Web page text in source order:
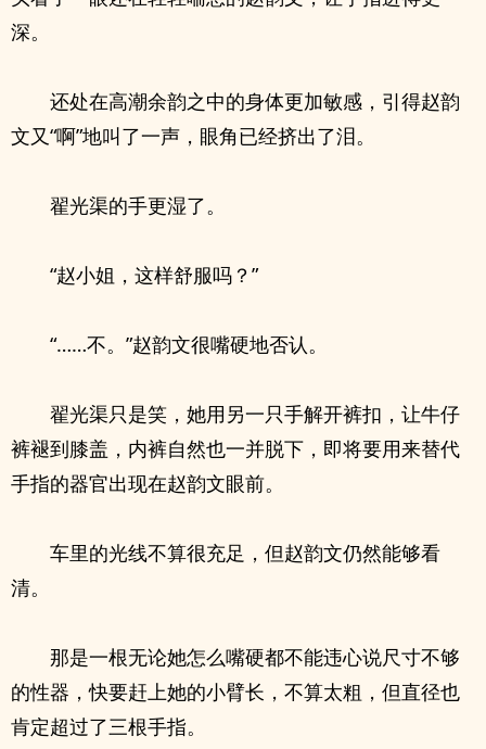
深。
还处在高潮余韵之中的身体更加敏感，引得赵韵
文又“啊”地叫了一声，眼角已经挤出了泪。
翟光渠的手更湿了。
“赵小姐，这样舒服吗？”
“……不。”赵韵文很嘴硬地否认。
翟光渠只是笑，她用另一只手解开裤扣，让牛仔
裤褪到膝盖，内裤自然也一并脱下，即将要用来替代
手指的器官出现在赵韵文眼前。
车里的光线不算很充足，但赵韵文仍然能够看
清。
那是一根无论她怎么嘴硬都不能违心说尺寸不够
的性器，快要赶上她的小臂长，不算太粗，但直径也
肯定超过了三根手指。